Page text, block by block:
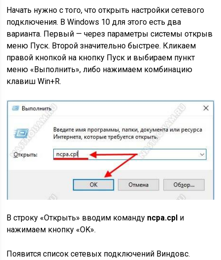
Начать нужно с того, что открыть настройки сетевого
подключения. В Windows 10 для этого есть два
варианта. Первый — через параметры системы открыв
меню Пуск. Второй значительно быстрее. Кликаем
правой кнопкой на кнопку Пуск и выбираем пункт
меню «Выполнить», либо нажимаем комбинацию
клавишWin+R.
В строку «Открыть» вводим команду ncpa.cpl и
нажимаем кнопку «OK».
Появится список сетевых подключений Виндовс.